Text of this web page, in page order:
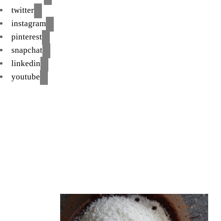
twitter
instagram
pinterest
snapchat
linkedin
youtube